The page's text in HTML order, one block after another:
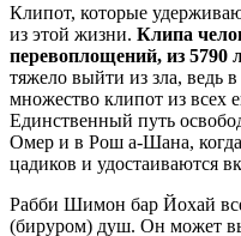
Клипот, которые
из этой жизни. Клипа
перевоплощений, из 5790
тяжело выйти из зла, ведь
множество клипот из всех
Единственный путь
Омер и в Рош а-Шана,
цадиков и удостаиваются
Рабби Шимон бар Йохай
(бируром) душ. Он может